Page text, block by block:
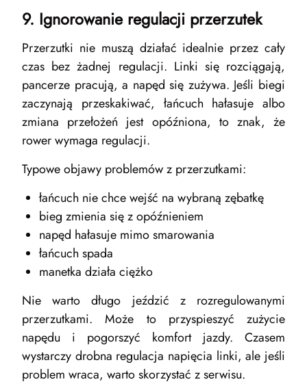
9. Ignorowanie regulacji przerzutek
Przerzutki nie muszą działać idealnie przez cały
czas bez żadnej regulacji. Linki się rozciągają,
pancerze pracują, a napęd się zużywa. Jeśli biegi
zaczynają przeskakiwać, łańcuch hałasuje albo
zmiana przełożeń jest opóźniona, to znak, że
rower wymaga regulacji.
Typowe objawy problemów z przerzutkami:
łańcuch nie chce wejść na wybraną zębatkę
bieg zmienia się z opóźnieniem
napęd hałasuje mimo smarowania
łańcuch spada
manetka działa ciężko
Nie warto długo jeździć z rozregulowanymi
przerzutkami. Może to przyspieszyć zużycie
napędu i pogorszyć komfort jazdy. Czasem
wystarczy drobna regulacja napięcia linki, ale jeśli
problem wraca, warto skorzystać z serwisu.